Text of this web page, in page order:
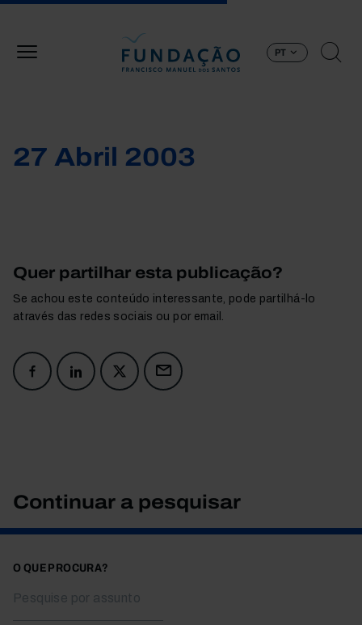
PT
27 Abril 2003
Quer partilhar esta publicação?
Se achou este conteúdo interessante, pode partilhá-lo
através das redes sociais ou por email.
Continuar a pesquisar
O QUE PROCURA?